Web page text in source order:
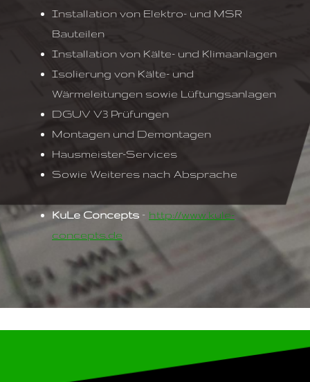
Installation von Elektro- und MSR
Bauteilen
Installation von Kälte- und Klimaanlagen
Isolierung von Kälte- und
Wärmeleitungen sowie Lüftungsanlagen
DGUV V3 Prüfungen
Montagen und Demontagen
Hausmeister-Services
Sowie Weiteres nach Absprache
KuLe Concepts – http://www.kule-
concepts.de